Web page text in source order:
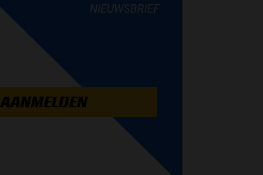
NIEUWSBRIEF
AANMELDEN